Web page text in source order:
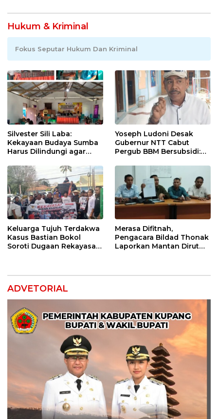
Hukum & Kriminal
Fokus Seputar Hukum Dan Kriminal
Silvester Sili Laba:
Kekayaan Budaya Sumba
Harus Dilindungi agar
Yoseph Ludoni Desak
Gubernur NTT Cabut
Pergub BBM Bersubsidi:
Tagih Pajak
Keluarga Tujuh Terdakwa
Kasus Bastian Bokol
Soroti Dugaan Rekayasa
Merasa Difitnah,
Pengacara Bildad Thonak
Laporkan Mantan Dirut
ADVETORIAL